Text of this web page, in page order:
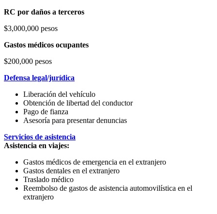
RC por daños a terceros
$3,000,000 pesos
Gastos médicos ocupantes
$200,000 pesos
Defensa legal/jurídica
Liberación del vehículo
Obtención de libertad del conductor
Pago de fianza
Asesoría para presentar denuncias
Servicios de asistencia
Asistencia en viajes:
Gastos médicos de emergencia en el extranjero
Gastos dentales en el extranjero
Traslado médico
Reembolso de gastos de asistencia automovilística en el
extranjero